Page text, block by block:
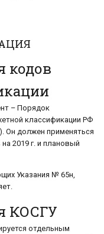
кодов
– Порядок
классификации РФ
Он должен применяться
2019 г. и плановый
Указания № 65н,
КОСГУ
отдельным